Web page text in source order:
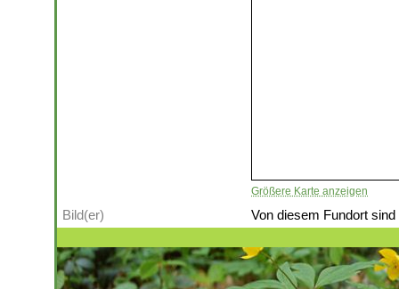
Größere Karte anzeigen
Bild(er) Von diesem Fundort